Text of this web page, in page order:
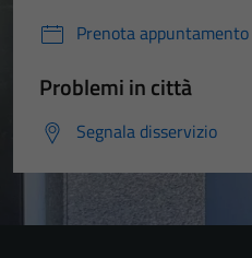
Prenota appuntamento
Problemi in città
Segnala disservizio